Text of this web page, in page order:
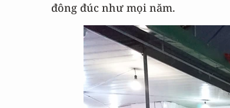
đông đúc như mọi năm.